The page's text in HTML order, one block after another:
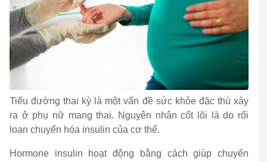
Tiểu đường thai kỳ là một vấn đề sức khỏe đặc thù xảy
ra ở phụ nữ mang thai. Nguyên nhân cốt lõi là do rối
loạn chuyển hóa insulin của cơ thể.
Hormone insulin hoạt động bằng cách giúp chuyển